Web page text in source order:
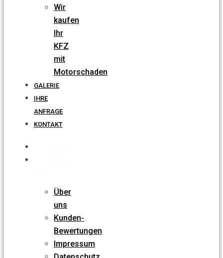
Wir
kaufen
Ihr
KFZ
mit
Motorschaden
GALERIE
IHRE
ANFRAGE
KONTAKT
Über
uns
Kunden-
Bewertungen
Impressum